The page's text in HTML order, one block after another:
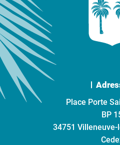
Place Porte
BP
34751